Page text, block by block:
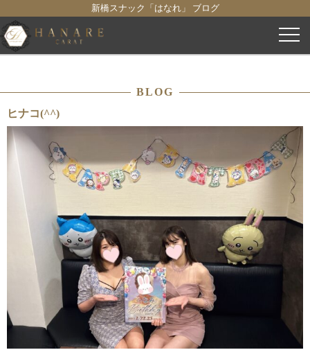
新橋スナック「はなれ」 ブログ
コ
ン
ツ
キ
ッ
プ
BLOG
ヒナコ(^^)